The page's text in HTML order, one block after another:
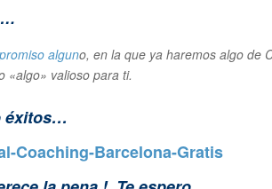
alguno, en la que ya haremos algo de
«algo» valioso para ti.
éxitos…